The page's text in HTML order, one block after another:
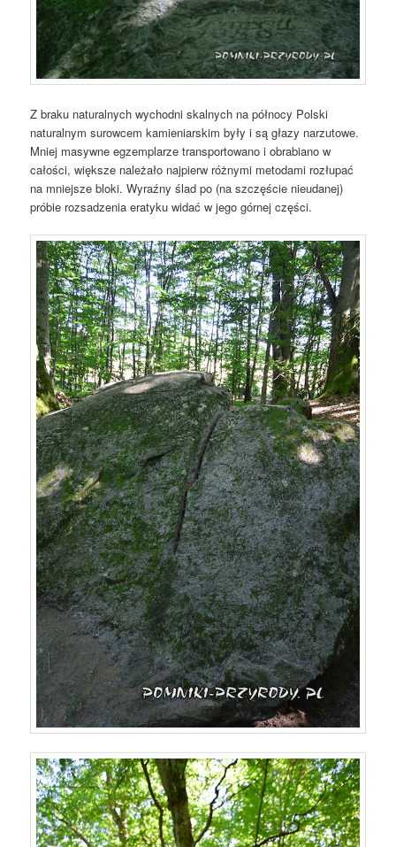
Z braku naturalnych wychodni skalnych na północy Polski
naturalnym surowcem kamieniarskim były i są głazy narzutowe.
Mniej masywne egzemplarze transportowano i obrabiano w
całości, większe należało najpierw różnymi metodami rozłupać
na mniejsze bloki. Wyraźny ślad po (na szczęście nieudanej)
próbie rozsadzenia eratyku widać w jego górnej części.